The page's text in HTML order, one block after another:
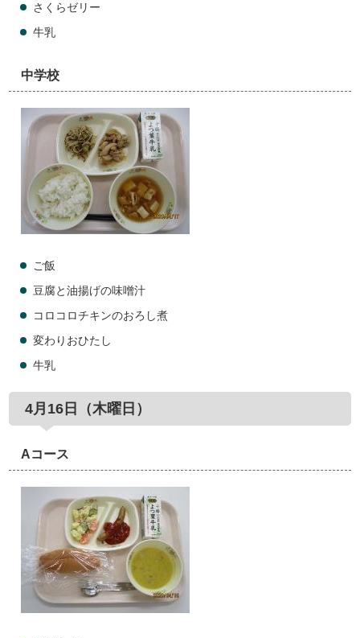
さくらゼリー
牛乳
中学校
ご飯
豆腐と油揚げの味噌汁
コロコロチキンのおろし煮
変わりおひたし
牛乳
4月16日（木曜日）
Aコース